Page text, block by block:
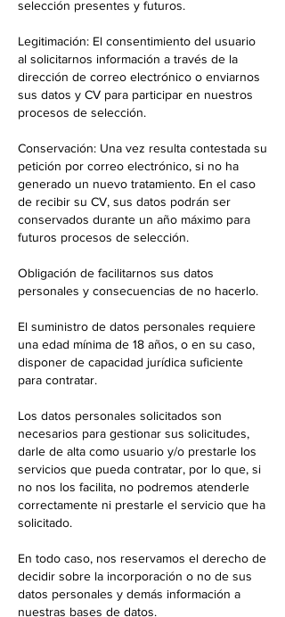
selección presentes y futuros.
Legitimación: El consentimiento del usuario
al solicitarnos información a través de la
dirección de correo electrónico o enviarnos
sus datos y CV para participar en nuestros
procesos de selección.
Conservación: Una vez resulta contestada su
petición por correo electrónico, si no ha
generado un nuevo tratamiento. En el caso
de recibir su CV, sus datos podrán ser
conservados durante un año máximo para
futuros procesos de selección.
Obligación de facilitarnos sus datos
personales y consecuencias de no hacerlo.
El suministro de datos personales requiere
una edad mínima de 18 años, o en su caso,
disponer de capacidad jurídica suficiente
para contratar.
Los datos personales solicitados son
necesarios para gestionar sus solicitudes,
darle de alta como usuario y/o prestarle los
servicios que pueda contratar, por lo que, si
no nos los facilita, no podremos atenderle
correctamente ni prestarle el servicio que ha
solicitado.
En todo caso, nos reservamos el derecho de
decidir sobre la incorporación o no de sus
datos personales y demás información a
nuestras bases de datos.